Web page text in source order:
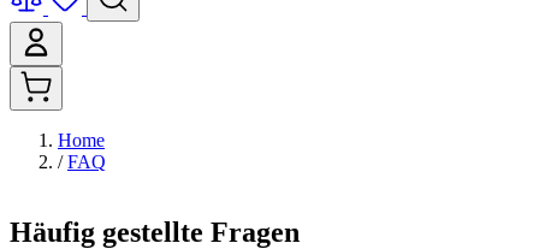
Home
/ FAQ
Häufig gestellte Fragen